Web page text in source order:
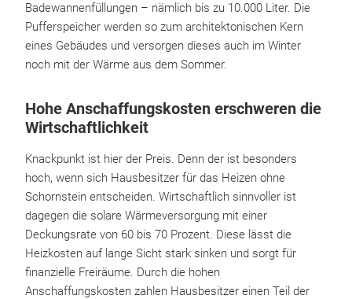
Badewannenfüllungen – nämlich bis zu 10.000 Liter. Die
Pufferspeicher werden so zum architektonischen Kern
eines Gebäudes und versorgen dieses auch im Winter
noch mit der Wärme aus dem Sommer.
Hohe Anschaffungskosten erschweren die
Wirtschaftlichkeit
Knackpunkt ist hier der Preis. Denn der ist besonders
hoch, wenn sich Hausbesitzer für das Heizen ohne
Schornstein entscheiden. Wirtschaftlich sinnvoller ist
dagegen die solare Wärmeversorgung mit einer
Deckungsrate von 60 bis 70 Prozent. Diese lässt die
Heizkosten auf lange Sicht stark sinken und sorgt für
finanzielle Freiräume. Durch die hohen
Anschaffungskosten zahlen Hausbesitzer einen Teil der